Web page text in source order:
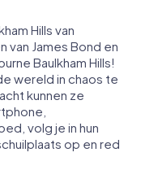
Hills van
van James Bond en
Baulkham Hills!
wereld in chaos te
kunnen ze
volg je in hun
op en red